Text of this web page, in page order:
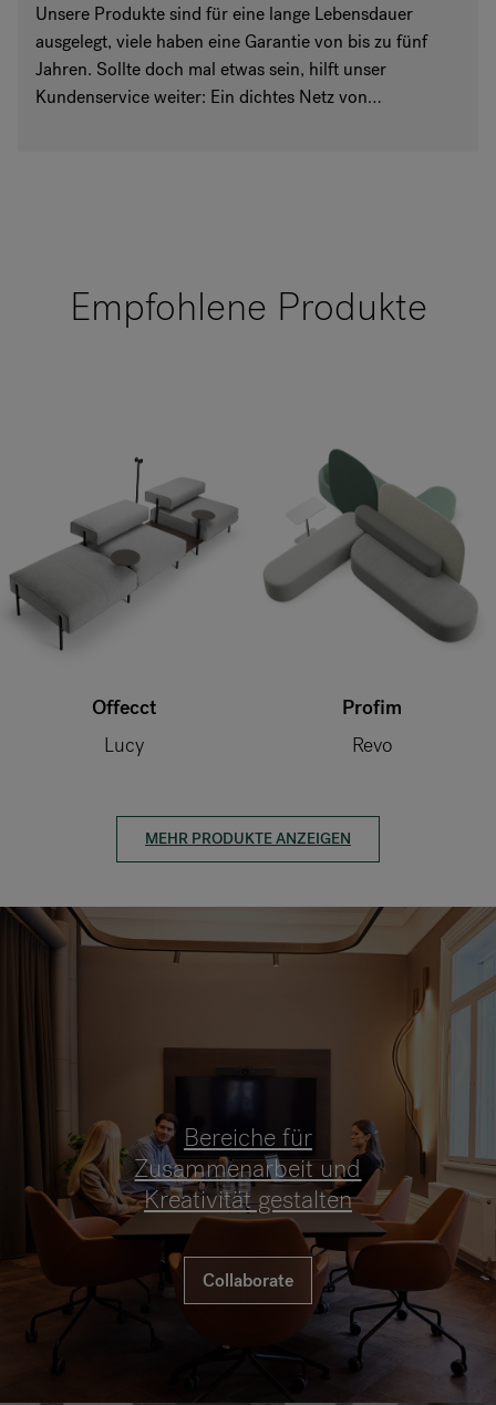
Unsere Produkte sind für eine lange Lebensdauer
ausgelegt, viele haben eine Garantie von bis zu fünf
Jahren. Sollte doch mal etwas sein, hilft unser
Kundenservice weiter: Ein dichtes Netz von
Empfohlene Produkte
Offecct
Lucy
Profim
Revo
MEHR PRODUKTE ANZEIGEN
Bereiche für
Zusammenarbeit und
Kreativität gestalten
Collaborate